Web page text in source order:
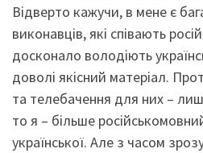
Відверто кажучи, в мене є
виконавців, які співають
досконало володіють
доволі якісний матеріал.
та телебачення для них –
то я – більше
української. Але з часом